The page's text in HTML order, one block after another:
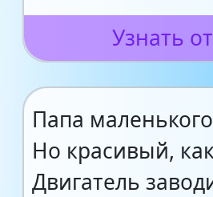
Узнать
Папа
Но красивый,
Двигатель